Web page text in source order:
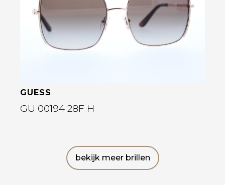
GUESS
GU 00194 28F H
bekijk meer brillen